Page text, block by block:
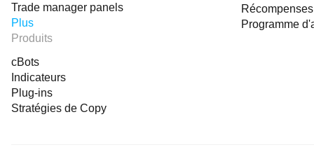
reward
focusing
and
breakout
signals.
This
Trade manager panels
Plus
Produits
cBots
Indicateurs
Plug-ins
Stratégies de Copy
Récompenses
Programme